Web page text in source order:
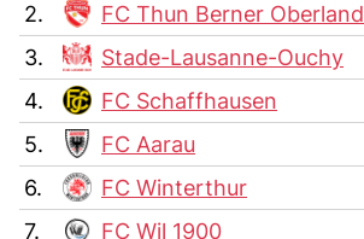
2.
FC Thun Berner Oberland
3.
Stade-Lausanne-Ouchy
4.
FC Schaffhausen
5.
FC Aarau
6.
FC Winterthur
7.
FC Wil 1900